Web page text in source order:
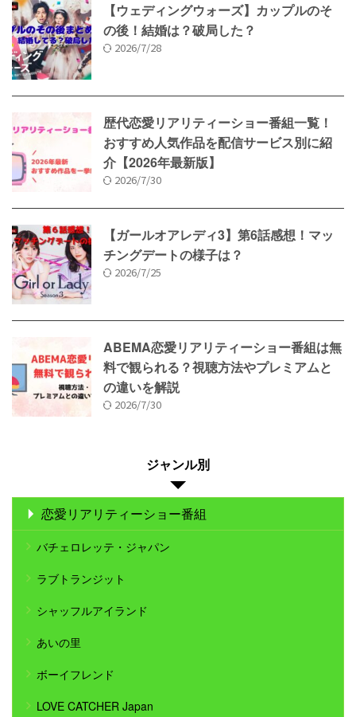
【ウェディングウォーズ】カップルのそ
の後！結婚は？破局した？
2026/7/28
歴代恋愛リアリティーショー番組一覧！
おすすめ人気作品を配信サービス別に紹
介【2026年最新版】
2026/7/30
【ガールオアレディ3】第6話感想！マッ
チングデートの様子は？
2026/7/25
ABEMA恋愛リアリティーショー番組は無
料で観られる？視聴方法やプレミアムと
の違いを解説
2026/7/30
ジャンル別
恋愛リアリティーショー番組
バチェロレッテ・ジャパン
ラブトランジット
シャッフルアイランド
あいの里
ボーイフレンド
LOVE CATCHER Japan